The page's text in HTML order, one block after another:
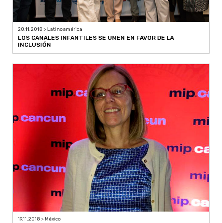
28.11.2018 > Latinoamérica
LOS CANALES INFANTILES SE UNEN EN FAVOR DE LA
INCLUSIÓN
19.11.2018 > México